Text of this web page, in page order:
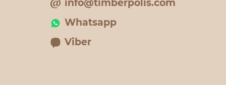
info@timberpolis.com
Whatsapp
Viber